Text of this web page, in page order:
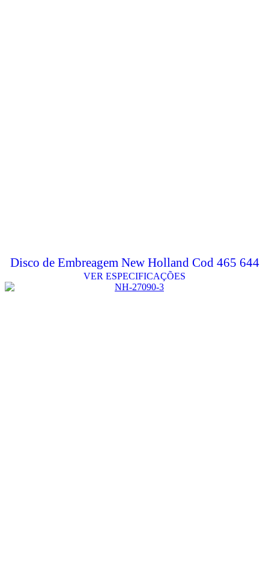
Disco de Embreagem New Holland Cod 465 644
VER ESPECIFICAÇÕES